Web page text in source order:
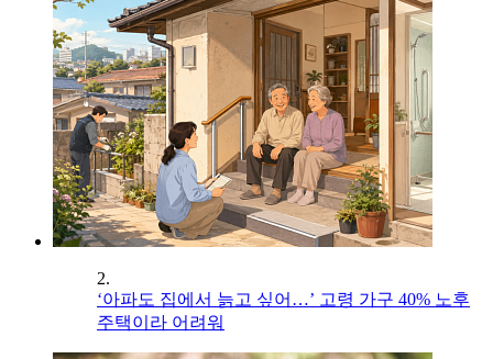
2.
‘아파도 집에서 늙고 싶어…’ 고령 가구 40% 노후
주택이라 어려워